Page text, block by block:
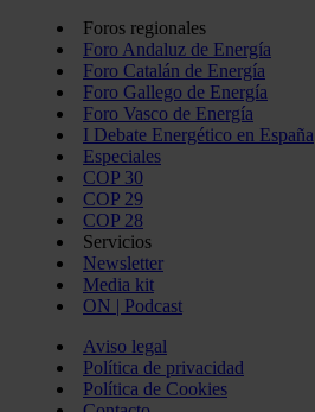
Foros regionales
Foro Andaluz de Energía
Foro Catalán de Energía
Foro Gallego de Energía
Foro Vasco de Energía
I Debate Energético en España
Especiales
COP 30
COP 29
COP 28
Servicios
Newsletter
Media kit
ON | Podcast
Aviso legal
Política de privacidad
Política de Cookies